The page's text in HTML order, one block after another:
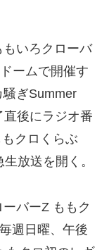
いろクローバ
ームで開催す
騒ぎSummer
直後にラジオ番
クロくらぶ
放送を開く。
バーZ ももク
週日曜、午後